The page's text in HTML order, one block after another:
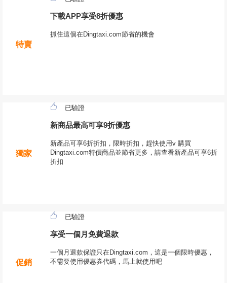
特賣
下載APP享受8折優惠
抓住這個在Dingtaxi.com節省的機會
獨家
已驗證
新商品最高可享9折優惠
新產品可享6折折扣，限時折扣，趕快使用v 購買
Dingtaxi.com特價商品並節省更多，請查看新產品可享6折
折扣
促銷
已驗證
享受一個月免費退款
一個月退款保證只在Dingtaxi.com，這是一個限時優惠，
不需要使用優惠券代碼，馬上就使用吧